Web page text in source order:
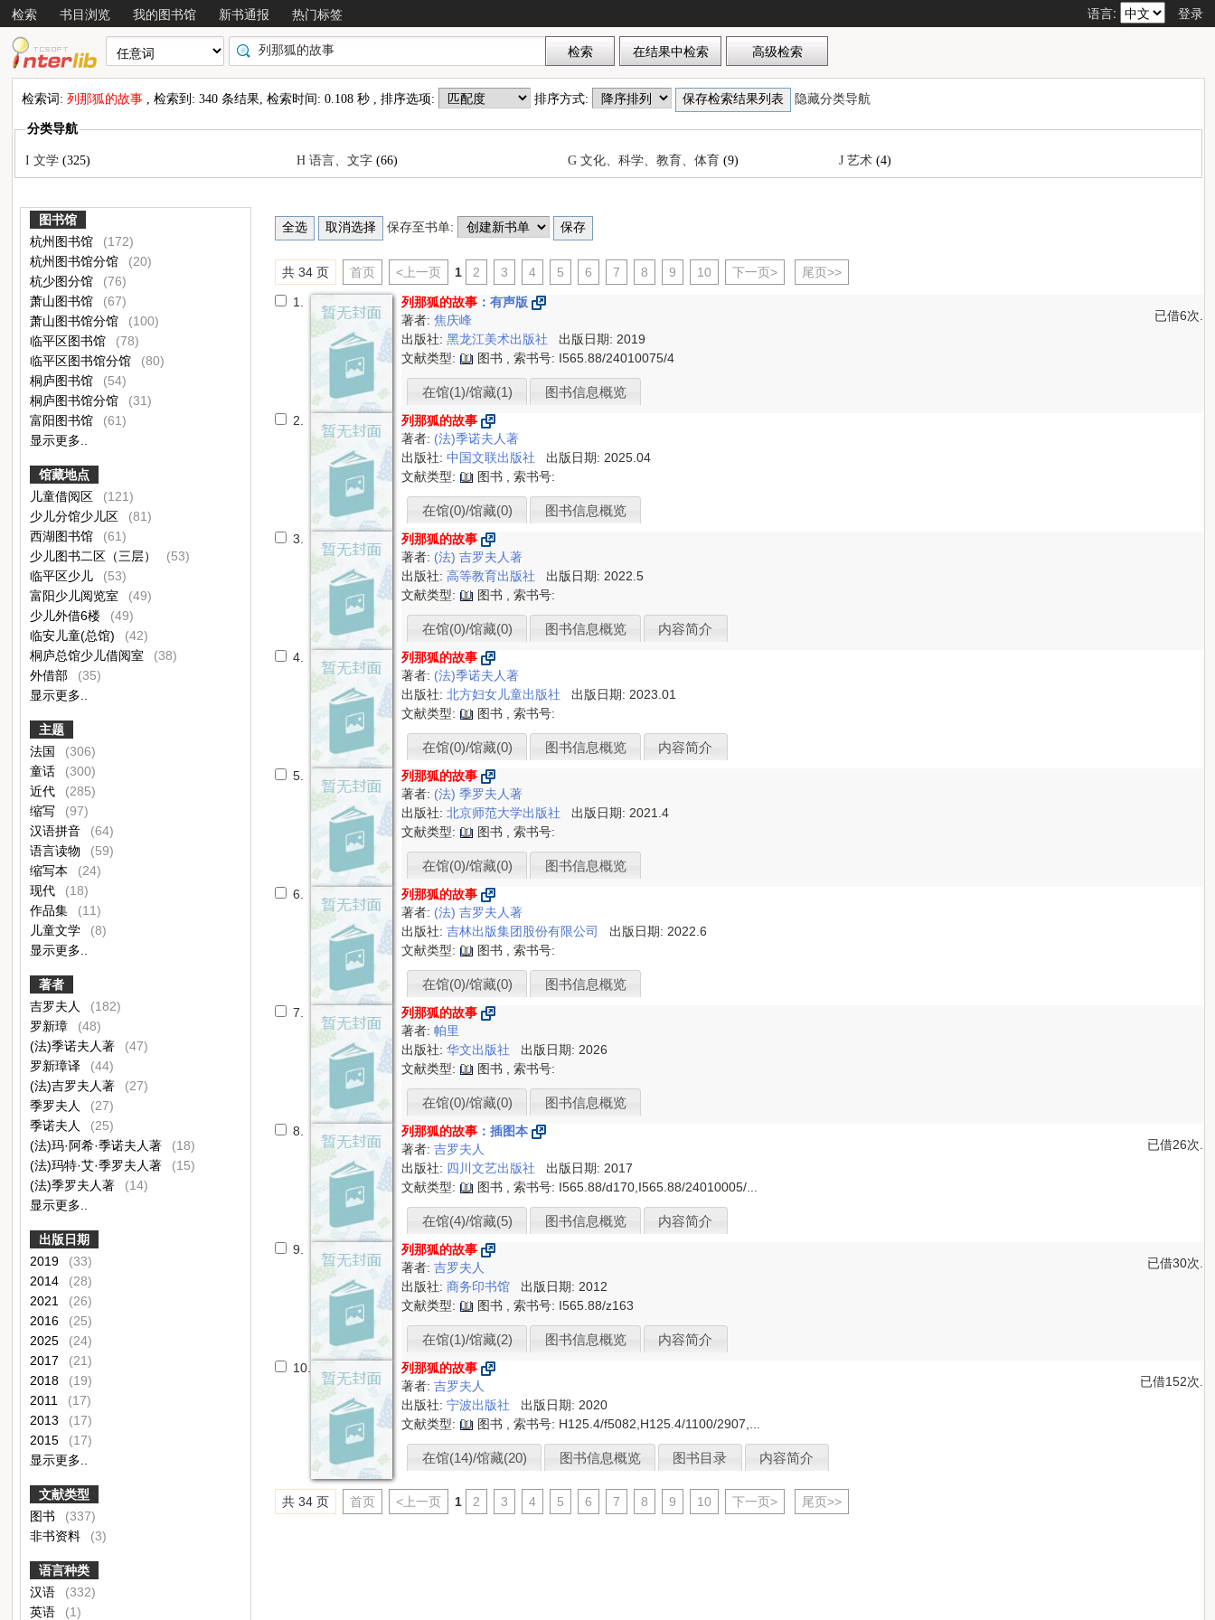
检索 书目浏览 我的图书馆 新书通报 热门标签 语言: 登录
检索词:列那狐的故事 , 检索到: 340 条结果, 检索时间: 0.108 秒 , 排序选项: 排序方式: 隐藏分类导航
分类导航
I 文学 (325) H 语言、文字 (66) G 文化、科学、教育、体育 (9) J 艺术 (4)
图书馆
杭州图书馆
(172)
杭州图书馆分馆
(20)
杭少图分馆
(76)
萧山图书馆
(67)
萧山图书馆分馆
(100)
临平区图书馆
(78)
临平区图书馆分馆
(80)
桐庐图书馆
(54)
桐庐图书馆分馆
(31)
富阳图书馆
(61)
显示更多..
馆藏地点
儿童借阅区
(121)
少儿分馆少儿区
(81)
西湖图书馆
(61)
少儿图书二区（三层）
(53)
临平区少儿
(53)
富阳少儿阅览室
(49)
少儿外借6楼
(49)
临安儿童(总馆)
(42)
桐庐总馆少儿借阅室
(38)
外借部
(35)
显示更多..
主题
法国
(306)
童话
(300)
近代
(285)
缩写
(97)
汉语拼音
(64)
语言读物
(59)
缩写本
(24)
现代
(18)
作品集
(11)
儿童文学
(8)
显示更多..
著者
吉罗夫人
(182)
罗新璋
(48)
(法)季诺夫人著
(47)
罗新璋译
(44)
(法)吉罗夫人著
(27)
季罗夫人
(27)
季诺夫人
(25)
(法)玛·阿希·季诺夫人著
(18)
(法)玛特·艾·季罗夫人著
(15)
(法)季罗夫人著
(14)
显示更多..
出版日期
2019
(33)
2014
(28)
2021
(26)
2016
(25)
2025
(24)
2017
(21)
2018
(19)
2011
(17)
2013
(17)
2015
(17)
显示更多..
文献类型
图书
(337)
非书资料
(3)
语言种类
汉语
(332)
英语
(1)
保存至书单:
共 34 页 首页 <上一页 1 2 3 4 5 6 7 8 9 10 下一页> 尾页>>
1. 列那狐的故事 ：有声版
已借6次.
著者:焦庆峰
出版社:黑龙江美术出版社
出版日期: 2019
文献类型:
图书 , 索书号: I565.88/24010075/4
在馆(1)/馆藏(1) 图书信息概览
2.
列那狐的故事
著者: (法)季诺夫人著
出版社:中国文联出版社
出版日期: 2025.04
文献类型:
图书 , 索书号:
在馆(0)/馆藏(0) 图书信息概览
3.
列那狐的故事
著者: (法) 吉罗夫人著
出版社:高等教育出版社
出版日期: 2022.5
文献类型:
图书 , 索书号:
在馆(0)/馆藏(0) 图书信息概览 内容简介
4.
列那狐的故事
著者: (法)季诺夫人著
出版社:北方妇女儿童出版社
出版日期: 2023.01
文献类型:
图书 , 索书号:
在馆(0)/馆藏(0) 图书信息概览 内容简介
5.
列那狐的故事
著者: (法) 季罗夫人著
出版社:北京师范大学出版社
出版日期: 2021.4
文献类型:
图书 , 索书号:
在馆(0)/馆藏(0) 图书信息概览
6.
列那狐的故事
著者: (法) 吉罗夫人著
出版社:吉林出版集团股份有限公司
出版日期: 2022.6
文献类型:
图书 , 索书号:
在馆(0)/馆藏(0) 图书信息概览
7.
列那狐的故事
著者:帕里
出版社:华文出版社
出版日期: 2026
文献类型:
图书 , 索书号:
在馆(0)/馆藏(0) 图书信息概览
8. 列那狐的故事 ：插图本
已借26次.
著者:吉罗夫人
出版社: 四川文艺出版社
出版日期: 2017
文献类型:
图书 , 索书号: I565.88/d170,I565.88/24010005/...
在馆(4)/馆藏(5) 图书信息概览 内容简介
9.
列那狐的故事
已借30次.
著者:吉罗夫人
出版社:商务印书馆
出版日期: 2012
文献类型:
图书 , 索书号: I565.88/z163
在馆(1)/馆藏(2) 图书信息概览 内容简介
10.
列那狐的故事
已借152次.
著者:吉罗夫人
出版社:宁波出版社
出版日期: 2020
文献类型:
图书 , 索书号: H125.4/f5082,H125.4/1100/2907,...
在馆(14)/馆藏(20) 图书信息概览 图书目录 内容简介
共 34 页 首页 <上一页 1 2 3 4 5 6 7 8 9 10 下一页> 尾页>>